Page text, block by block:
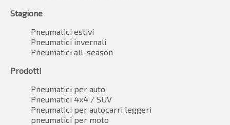
Stagione
Pneumatici estivi
Pneumatici invernali
Pneumatici all-season
Prodotti
Pneumatici per auto
Pneumatici 4x4 / SUV
Pneumatici per autocarri leggeri
pneumatici per moto